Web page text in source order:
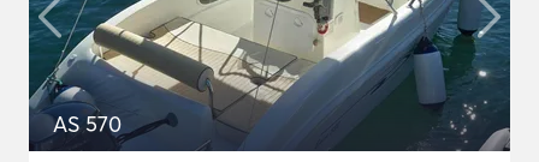
AS 570